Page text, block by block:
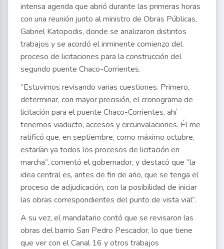
intensa agenda que abrió durante las primeras horas
con una reunión junto al ministro de Obras Públicas,
Gabriel Katopodis, donde se analizaron distintos
trabajos y se acordó el inminente comienzo del
proceso de licitaciones para la construcción del
segundo puente Chaco-Corrientes.
“Estuvimos revisando varias cuestiones. Primero,
determinar, con mayor precisión, el cronograma de
licitación para el puente Chaco-Corrientes, ahí
tenemos viaducto, accesos y circunvalaciones. Él me
ratificó que, en septiembre, como máximo octubre,
estarían ya todos los procesos de licitación en
marcha”, comentó el gobernador, y destacó que “la
idea central es, antes de fin de año, que se tenga el
proceso de adjudicación, con la posibilidad de iniciar
las obras correspondientes del punto de vista vial”.
A su vez, el mandatario contó que se revisaron las
obras del barrio San Pedro Pescador, lo que tiene
que ver con el Canal 16 y otros trabajos